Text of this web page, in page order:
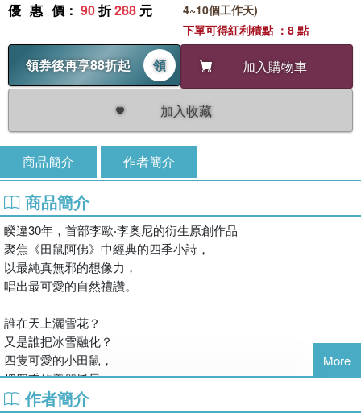
優惠價 ： 90折288 元
領券後再享88折起 領 加入購物車
加入收藏
4~10個工作天)
下單可得紅利積點 ：8 點
商品簡介 作者簡介
商品簡介
睽違30年，首部李歐‧李奧尼的衍生原創作品
聚焦《田鼠阿佛》中經典的四季小詩，
以最純真無邪的想像力，
唱出最可愛的自然禮讚。
誰在天上灑雪花？
又是誰把冰雪融化？
四隻可愛的小田鼠，
把四季的美麗風景，
一點一滴珍藏在小詩之中！
More
作者簡介